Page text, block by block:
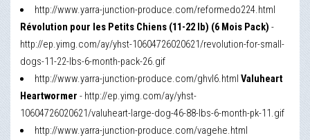
http://www.yarra-junction-produce.com/reformedo224.html
Révolution pour les Petits Chiens (11-22 lb) (6 Mois Pack) -
http://ep.yimg.com/ay/yhst-10604726020621/revolution-for-small-
dogs-11-22-lbs-6-month-pack-26.gif
http://www.yarra-junction-produce.com/ghvl6.html Valuheart
Heartwormer - http://ep.yimg.com/ay/yhst-
10604726020621/valuheart-large-dog-46-88-lbs-6-month-pk-11.gif
http://www.yarra-junction-produce.com/vagehe.html